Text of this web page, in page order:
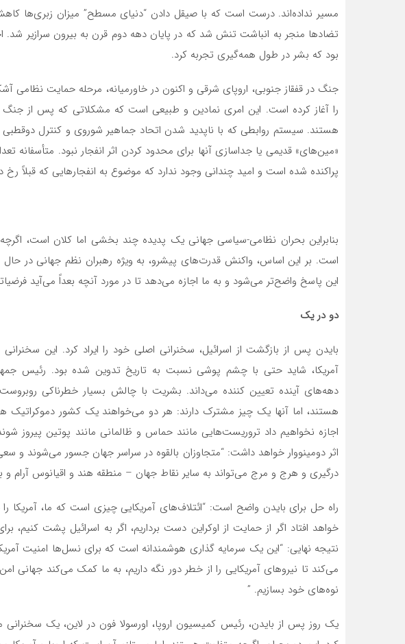
مسیر نداده‌اند. درست است که با صیقل دادن “دنیای مسطح” میزان زبری‌ها کاهش
تضادها منجر به انباشت تنش شد که در پایان دهه دوم قرن به بیرون سرازیر شد.
بود که بشر در طول همه‌گیری تجربه کرد.
جنگ در قفقاز جنوبی، اروپای شرقی و اکنون در خاورمیانه، مرحله حمایت نظامی
را آغاز کرده است. این امری نمادین و طبیعی است که مشکلاتی که پس از
هستند. سیستم روابطی که با ناپدید شدن اتحاد جماهیر شوروی و کنترل دوقطبی
«مین‌های» قدیمی یا جداسازی آنها برای محدود کردن اثر انفجار نبود. متأسفانه
پراکنده شده است و امید چندانی وجود ندارد که موضوع به انفجارهایی که قبلاً
بنابراین بحران نظامی-سیاسی جهانی یک پدیده چند بخشی اما کلان است،
است. بر این اساس، واکنش قدرت‌های پیشرو، به ویژه رهبران نظم جهانی در حال
این پاسخ واضح‌تر می‌شود و به ما اجازه می‌دهد تا در مورد آنچه بعداً می‌آید
دو در یک
بایدن پس از بازگشت از اسرائیل، سخنرانی اصلی خود را ایراد کرد. این
آمریکا، شاید حتی با چشم پوشی نسبت به تاریخ تدوین شده بود. رئیس
دهه‌های آینده تعیین کننده می‌داند. بشریت با چالش بسیار خطرناکی
هستند، اما آنها یک چیز مشترک دارند: هر دو می‌خواهند یک کشور دموکراتیک
اجازه نخواهیم داد تروریست‌هایی مانند حماس و ظالمانی مانند پوتین
اثر دومینووار خواهد داشت: “متجاوزان بالقوه در سراسر جهان جسور می‌شوند و
درگیری و هرج و مرج می‌تواند به سایر نقاط جهان – منطقه هند و اقیانوس آرام و
راه حل برای بایدن واضح است: “ائتلاف‌های آمریکایی چیزی است که ما، آمریکا
خواهد افتاد اگر از حمایت از اوکراین دست برداریم، اگر به اسرائیل پشت کنیم،
نتیجه نهایی: “این یک سرمایه گذاری هوشمندانه است که برای نسل‌ها امنیت
می‌کند تا نیروهای آمریکایی را از خطر دور نگه داریم، به ما کمک می‌کند جهانی
نوه‌های خود بسازیم. ”
یک روز پس از بایدن، رئیس کمیسیون اروپا، اورسولا فون در لاین، یک